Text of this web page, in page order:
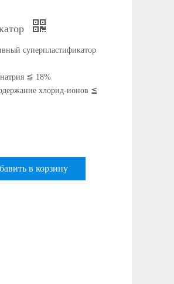
суперпластификатор
≦ 18%
хлорид-ионов ≦
в корзину